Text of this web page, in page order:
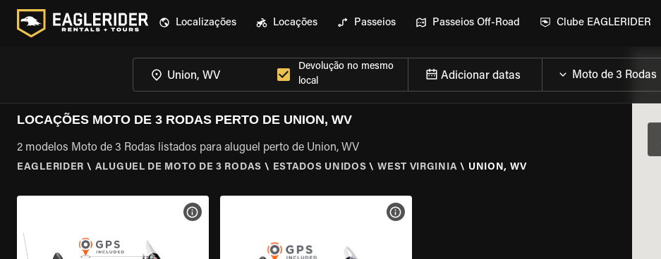
Localizações Locações Passeios Passeios Off-Road Clube EAGLERIDER
Devolução no mesmo
local
Adicionar datas
LOCAÇÕES MOTO DE 3 RODAS PERTO DE UNION, WV
2 modelos Moto de 3 Rodas listados para aluguel perto de Union, WV
EAGLERIDER \ ALUGUEL DE MOTO DE 3 RODAS \ ESTADOS UNIDOS \ WEST VIRGINIA \ UNION, WV
VER ESPECIFICAÇÕES DA MOTO VER ESPECIFICAÇÕES DA MOTO